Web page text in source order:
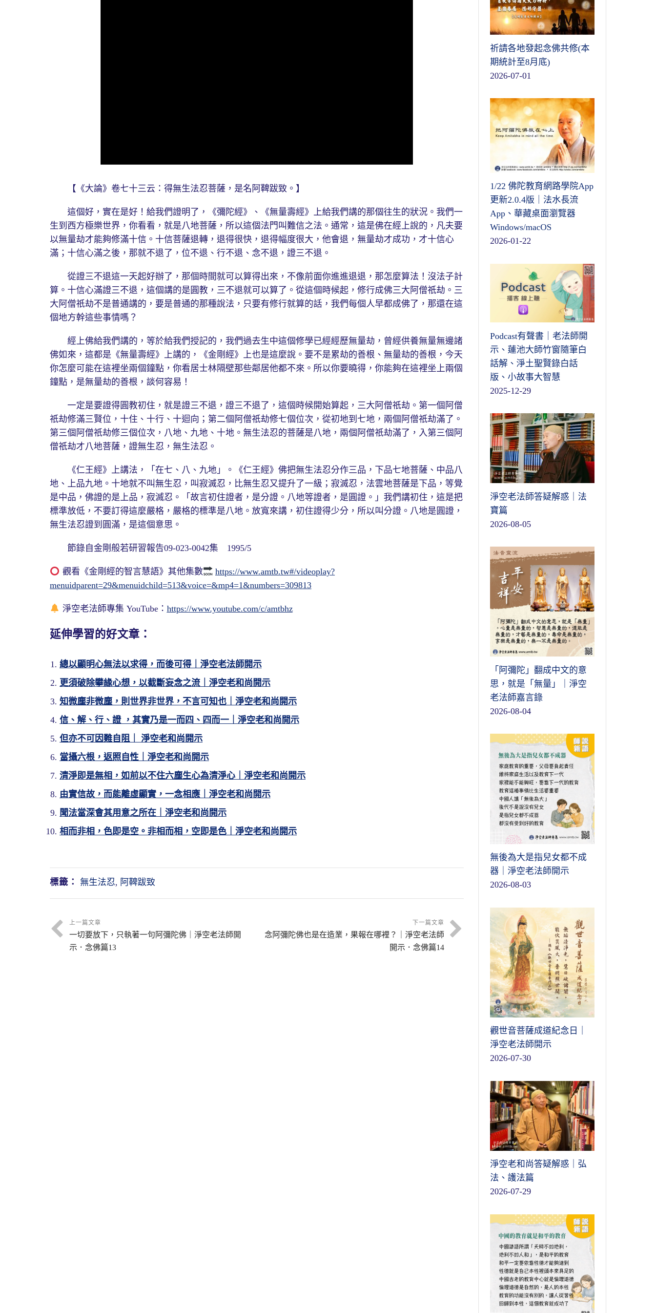
【《大論》卷七十三云：得無生法忍菩薩，是名阿鞞跋致。】
這個好，實在是好！給我們證明了，《彌陀經》、《無量壽經》上給我們講的那個往生的狀況。我們一
生到西方極樂世界，你看看，就是八地菩薩，所以這個法門叫難信之法。通常，這是佛在經上說的，凡夫要
以無量劫才能夠修滿十信。十信菩薩退轉，退得很快，退得幅度很大，他會退，無量劫才成功，才十信心
滿；十信心滿之後，那就不退了，位不退、行不退、念不退，證三不退。
從證三不退這一天起好辦了，那個時間就可以算得出來，不像前面你進進退退，那怎麼算法！沒法子計
算。十信心滿證三不退，這個講的是圓教，三不退就可以算了。從這個時候起，修行成佛三大阿僧祇劫。三
大阿僧祇劫不是普通講的，要是普通的那種說法，只要有修行就算的話，我們每個人早都成佛了，那還在這
個地方幹這些事情嗎？
經上佛給我們講的，等於給我們授記的，我們過去生中這個修學已經經歷無量劫，曾經供養無量無邊諸
佛如來，這都是《無量壽經》上講的，《金剛經》上也是這麼說。要不是累劫的善根、無量劫的善根，今天
你怎麼可能在這裡坐兩個鐘點，你看居士林隔壁那些鄰居他都不來。所以你要曉得，你能夠在這裡坐上兩個
鐘點，是無量劫的善根，談何容易！
一定是要證得圓教初住，就是證三不退，證三不退了，這個時候開始算起，三大阿僧祇劫。第一個阿僧
祇劫修滿三賢位，十住、十行、十迴向；第二個阿僧祇劫修七個位次，從初地到七地，兩個阿僧祇劫滿了。
第三個阿僧祇劫修三個位次，八地、九地、十地。無生法忍的菩薩是八地，兩個阿僧祇劫滿了，入第三個阿
僧祇劫才八地菩薩，證無生忍，無生法忍。
《仁王經》上講法，「在七、八、九地」。《仁王經》佛把無生法忍分作三品，下品七地菩薩、中品八
地、上品九地。十地就不叫無生忍，叫寂滅忍，比無生忍又提升了一級；寂滅忍，法雲地菩薩是下品，等覺
是中品，佛證的是上品，寂滅忍。「故言初住證者，是分證。八地等證者，是圓證。」我們講初住，這是把
標準放低，不要訂得這麼嚴格，嚴格的標準是八地。放寬來講，初住證得少分，所以叫分證。八地是圓證，
無生法忍證到圓滿，是這個意思。
節錄自金剛般若研習報告09-023-0042集 1995/5
觀看《金剛經的智言慧語》其他集數
https://www.amtb.tw#/videoplay?
menuidparent=29&menuidchild=513&voice=&mp4=1&numbers=309813
淨空老法師專集 YouTube： https://www.youtube.com/c/amtbhz
延伸學習的好文章：
總以顯明心無法以求得，而後可得｜淨空老法師開示
更須破除攀緣心想，以截斷妄念之流｜淨空老和尚開示
知微塵非微塵，則世界非世界，不言可知也｜淨空老和尚開示
信、解、行、證 ，其實乃是一而四、四而一｜淨空老和尚開示
但亦不可因難自阻｜ 淨空老和尚開示
當攝六根，返照自性｜淨空老和尚開示
清淨即是無相，如前以不住六塵生心為清淨心｜淨空老和尚開示
由實信故，而能離虛顯實，一念相應｜淨空老和尚開示
聞法當深會其用意之所在｜淨空老和尚開示
相而非相，色即是空。非相而相，空即是色｜淨空老和尚開示
標籤： 無生法忍, 阿鞞跋致
上一篇文章
一切要放下，只執著一句阿彌陀佛｜淨空老法師開
示．念佛篇13
下一篇文章
念阿彌陀佛也是在造業，果報在哪裡？｜淨空老法師
開示．念佛篇14
祈請各地發起念佛共修(本
期統計至8月底)
2026-07-01
1/22 佛陀教育網路學院App
更新2.0.4版｜法水長流
App、華藏桌面瀏覽器
Windows/macOS
2026-01-22
Podcast有聲書｜老法師開
示、蓮池大師竹窗隨筆白
話解、淨土聖賢錄白話
版、小故事大智慧
2025-12-29
淨空老法師答疑解惑｜法
寶篇
2026-08-05
「阿彌陀」翻成中文的意
思，就是「無量」｜淨空
老法師嘉言錄
2026-08-04
無後為大是指兒女都不成
器｜淨空老法師開示
2026-08-03
觀世音菩薩成道紀念日｜
淨空老法師開示
2026-07-30
淨空老和尚答疑解惑｜弘
法、護法篇
2026-07-29